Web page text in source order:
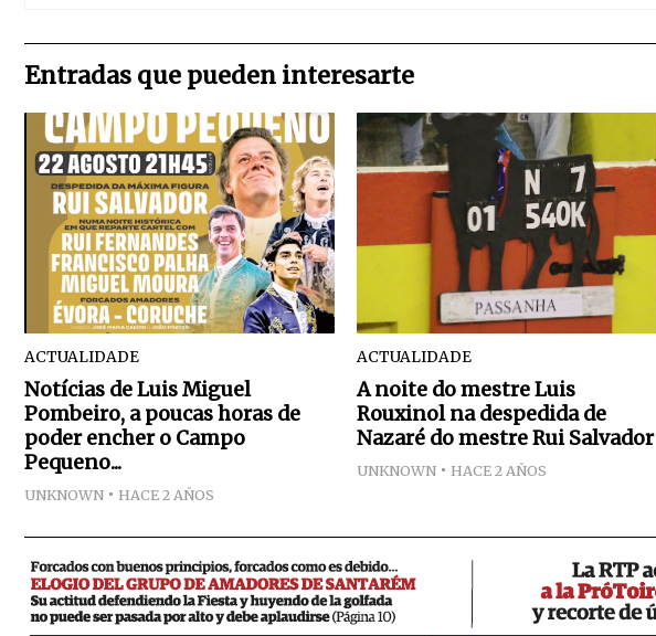
Entradas que pueden interesarte
ACTUALIDADE
Notícias de Luis Miguel
Pombeiro, a poucas horas de
poder encher o Campo
Pequeno...
UNKNOWN HACE 2 AÑOS
ACTUALIDADE
A noite do mestre Luis
Rouxinol na despedida de
Nazaré do mestre Rui Salvador
UNKNOWN HACE 2 AÑOS